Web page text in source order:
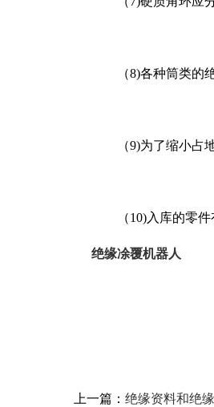
（8)各种筒类的绝
（9)为了缩小占地
（10)入库的零件有
绝缘凃覆机器人
上一篇： 绝缘资料和绝